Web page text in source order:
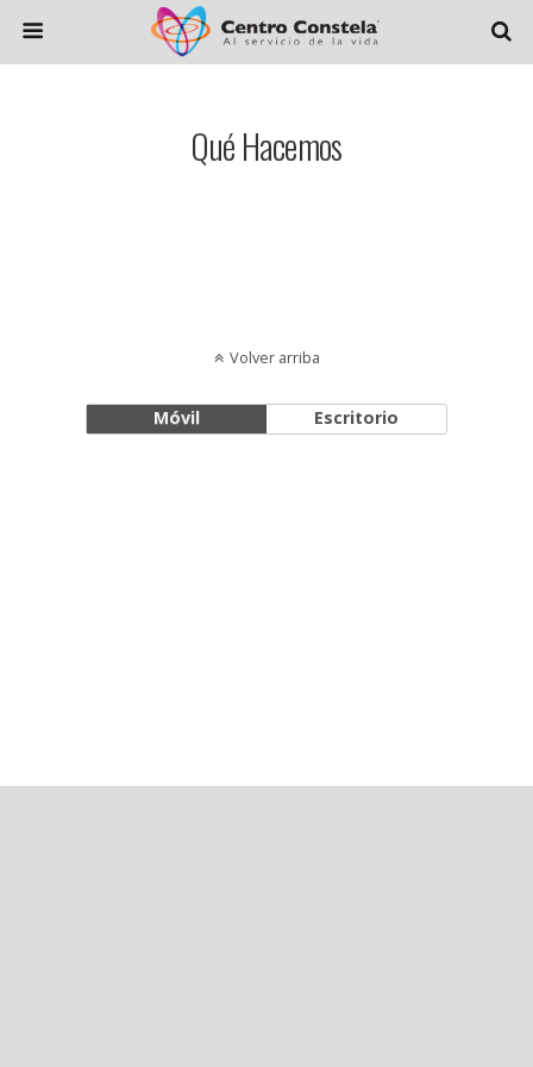
Qué Hacemos
Volver arriba
Móvil Escritorio